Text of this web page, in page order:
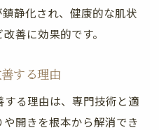
静化され、健康的な肌状
善に効果的です。
する理由
る理由は、専門技術と適
開きを根本から解消でき